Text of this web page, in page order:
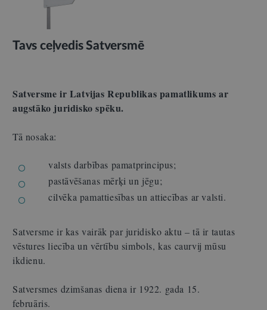
Tavs ceļvedis Satversmē
Satversme ir Latvijas Republikas pamatlikums ar
augstāko juridisko spēku.
Tā nosaka:
valsts darbības pamatprincipus;
pastāvēšanas mērķi un jēgu;
cilvēka pamattiesības un attiecības ar valsti.
Satversme ir kas vairāk par juridisko aktu – tā ir tautas
vēstures liecība un vērtību simbols, kas caurvij mūsu
ikdienu.
Satversmes dzimšanas diena ir 1922. gada 15.
februāris.